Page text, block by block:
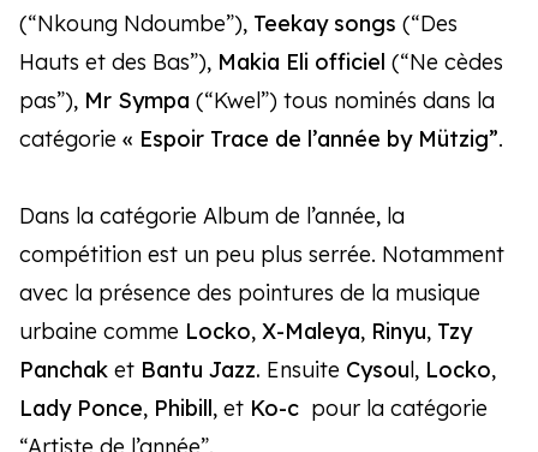
(“Nkoung Ndoumbe”), Teekay songs (“Des
Hauts et des Bas”), Makia Eli officiel (“Ne cèdes
pas”), Mr Sympa (“Kwel”) tous nominés dans la
catégorie « Espoir Trace de l’année by Mützig”.
Dans la catégorie Album de l’année, la
compétition est un peu plus serrée. Notamment
avec la présence des pointures de la musique
urbaine comme Locko, X-Maleya, Rinyu, Tzy
Panchak et Bantu Jazz. Ensuite Cysoul, Locko,
Lady Ponce, Phibill, et Ko-c pour la catégorie